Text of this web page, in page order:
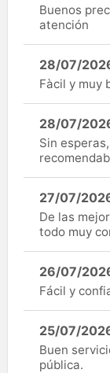
Buenos
atención
28/07/
Fàcil y muy
28/07/
Sin
27/07/
De las
todo muy
26/07/
Fácil y
25/07/
Buen
pública.